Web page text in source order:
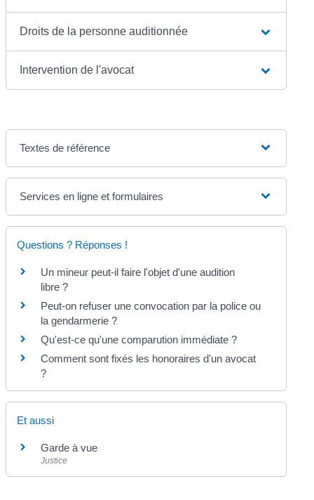
Droits de la personne auditionnée
Intervention de l'avocat
Textes de référence
Services en ligne et formulaires
Questions ? Réponses !
Un mineur peut-il faire l'objet d'une audition
libre ?
Peut-on refuser une convocation par la police ou
la gendarmerie ?
Qu'est-ce qu'une comparution immédiate ?
Comment sont fixés les honoraires d'un avocat
?
Et aussi
Garde à vue
Justice